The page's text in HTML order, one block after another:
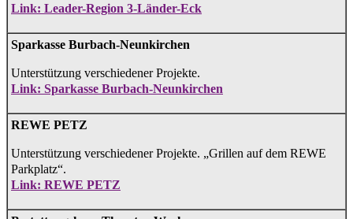
Link: Leader-Region 3-Länder-Eck
Sparkasse Burbach-Neunkirchen
Unterstützung verschiedener Projekte.
Link: Sparkasse Burbach-Neunkirchen
REWE PETZ
Unterstützung verschiedener Projekte. „Grillen auf dem REWE
Parkplatz“.
Link: REWE PETZ